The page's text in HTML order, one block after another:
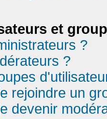
et
?
?
rejoindre un
devenir